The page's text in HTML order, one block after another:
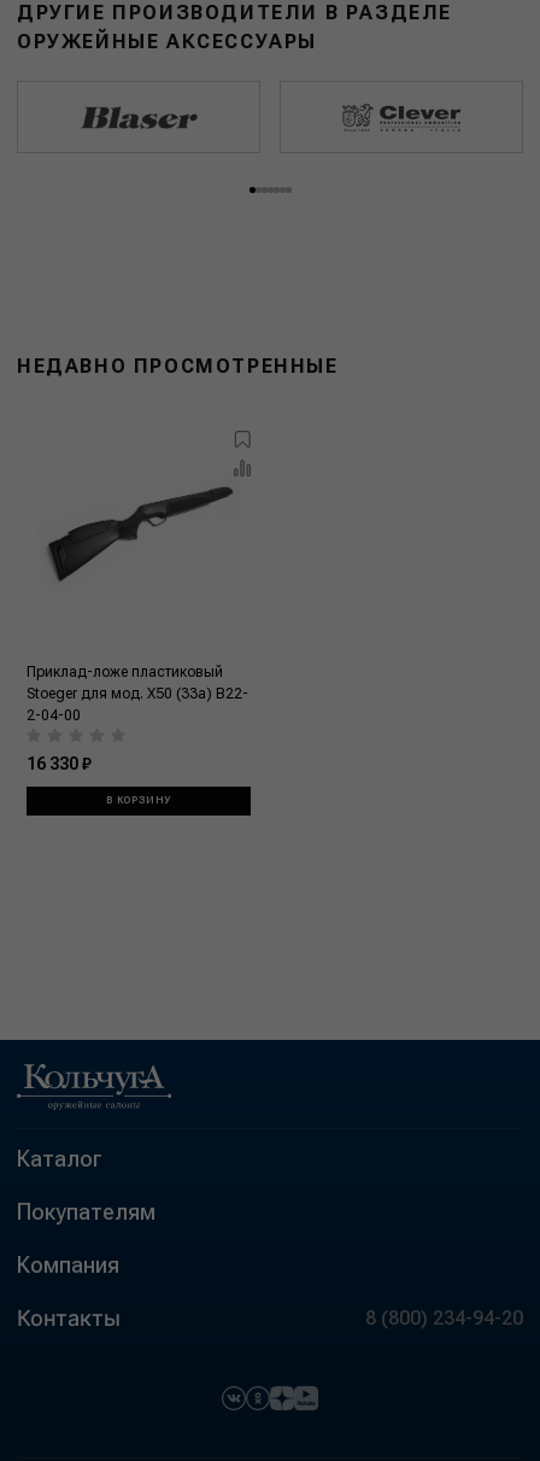
ДРУГИЕ ПРОИЗВОДИТЕЛИ В РАЗДЕЛЕ
ОРУЖЕЙНЫЕ АКСЕССУАРЫ
НЕДАВНО ПРОСМОТРЕННЫЕ
Приклад-ложе пластиковый
Stoeger для мод. X50 (33a) В22-
2-04-00
16 330 ₽
В КОРЗИНУ
Каталог
Покупателям
Компания
Контакты 8 (800) 234-94-20